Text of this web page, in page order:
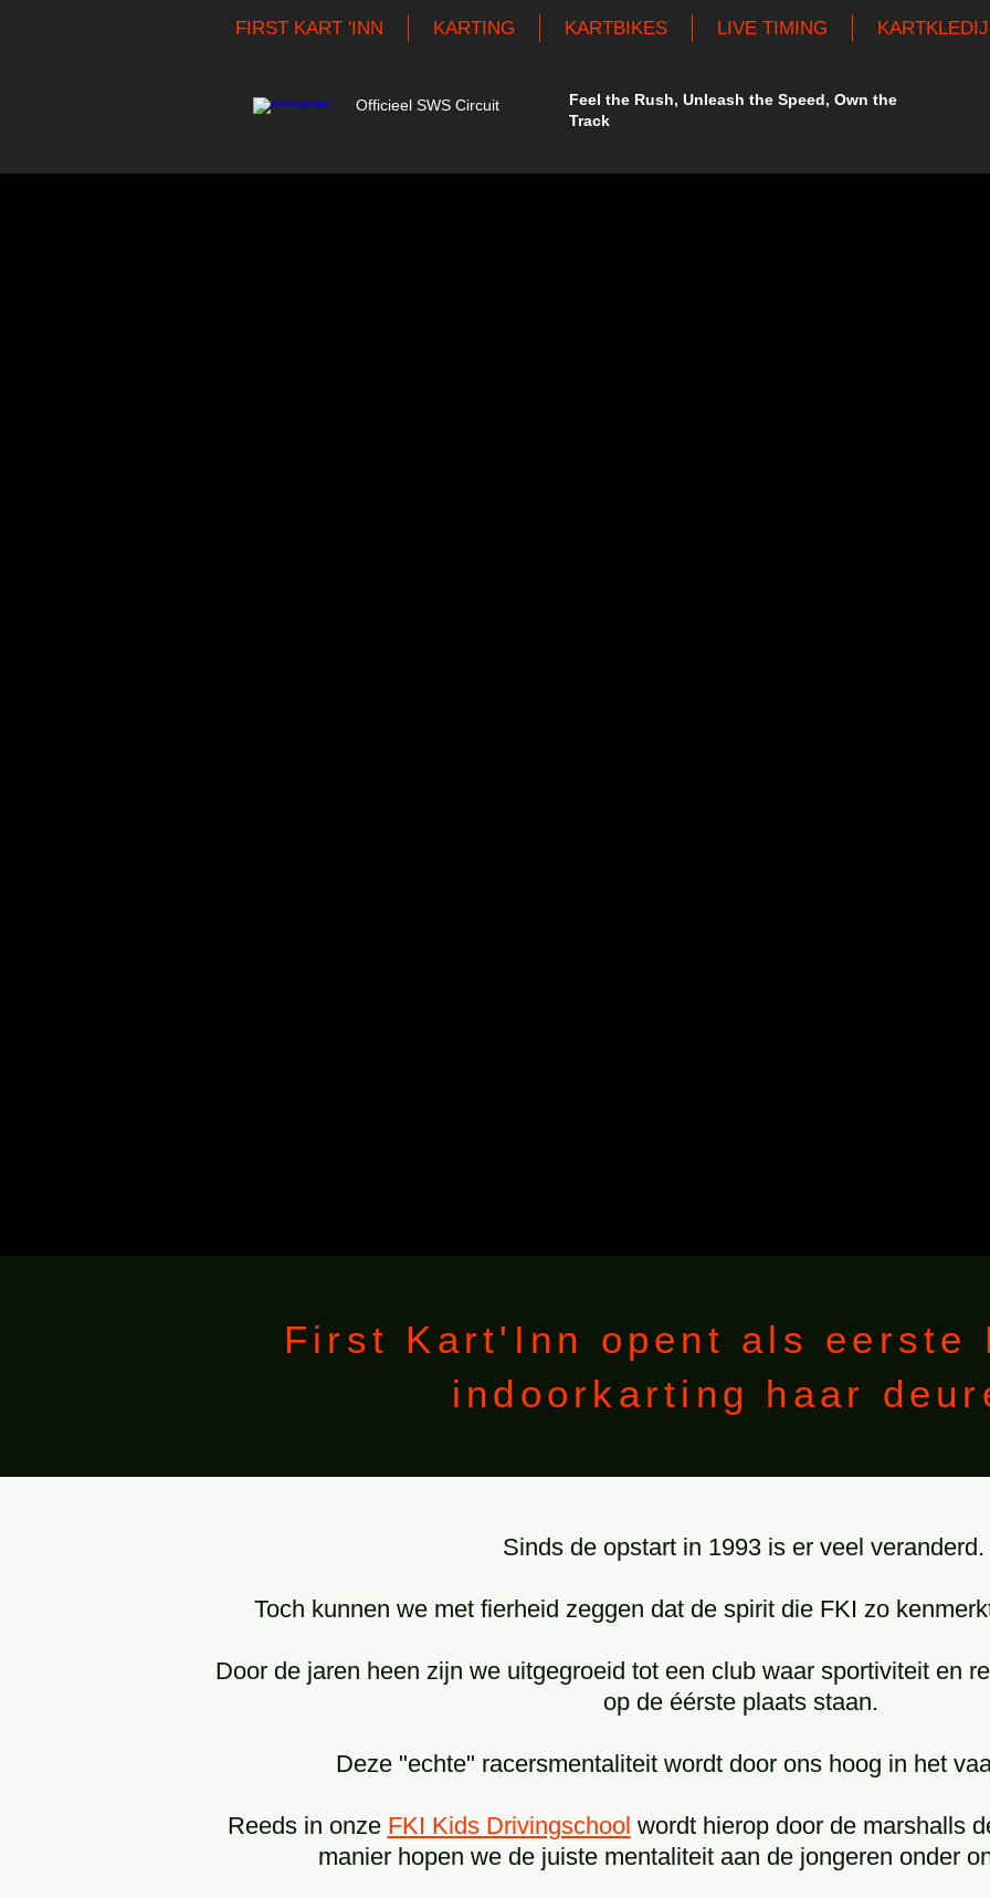
FIRST KART 'INN KARTING KARTBIKES LIVE TIMING
Officieel SWS Circuit
Feel the Rush, Unleash the Speed, Own the
Track
First Kart'Inn opent als eerste
indoorkarting haar
Sinds de opstart in 1993 is er veel veranderd.
Toch kunnen we met fierheid zeggen dat de spirit die FKI zo
Door de jaren heen zijn we uitgegroeid tot een club waar sportiviteit en
op de éérste plaats staan.
Deze "echte" racersmentaliteit wordt door ons hoog in het
Reeds in onze FKI Kids Drivingschool wordt hierop door de marshalls
manier hopen we de juiste mentaliteit aan de jongeren onder